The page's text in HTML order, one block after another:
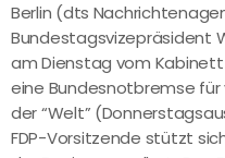
Berlin (dts
Bundestagsvizepräsident
am Dienstag vom
eine Bundesnotbremse
der “Welt”
FDP-Vorsitzende stützt